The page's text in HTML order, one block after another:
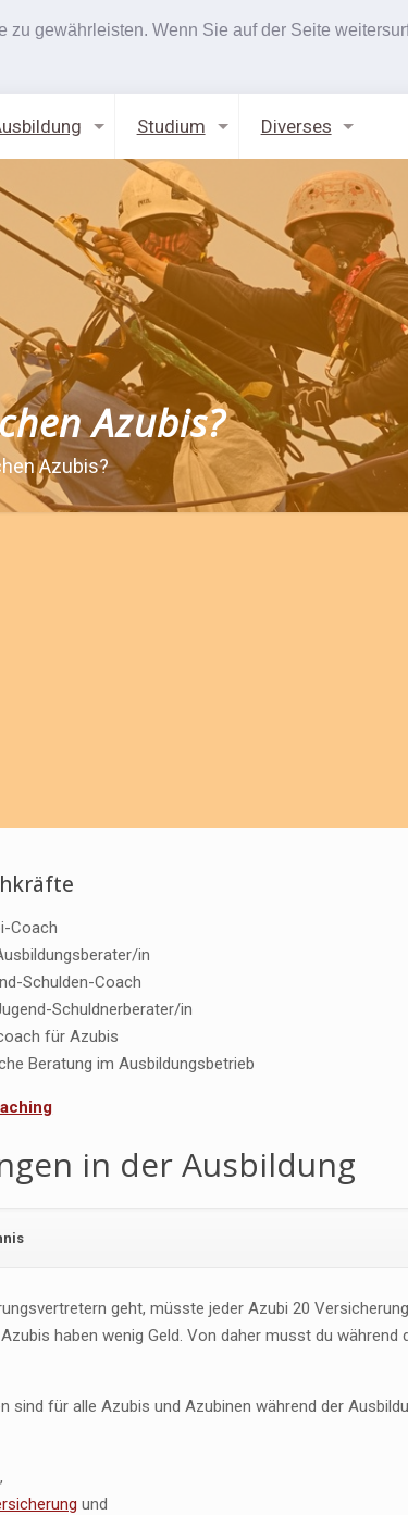
gewährleisten. Wenn Sie auf der Seite
Studium Diverses
Azubis?
Azubis?
Coach
in
Schulden-Coach
Schuldnerberater/in
für Azubis
Beratung im Ausbildungsbetrieb
in der Ausbildung
geht, müsste jeder Azubi 20
haben wenig Geld. Von daher musst du
sind für alle Azubis und Azubinen während der
,
und